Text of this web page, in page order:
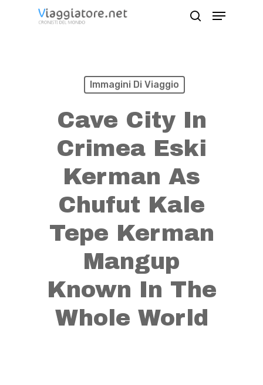
Menu
Immagini Di Viaggio
Cave City In
Crimea Eski
Kerman As
Chufut Kale
Tepe Kerman
Mangup
Known In The
Whole World